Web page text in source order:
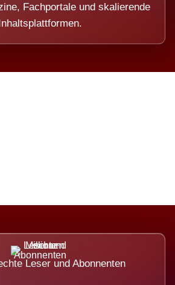
Fachportale und skalierende
Leser und Abonnenten